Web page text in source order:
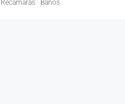
Recámaras Baños